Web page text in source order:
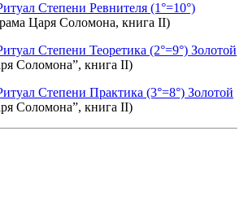
Степени Ревнителя (1°=10°)
Царя Соломона, книга II)
Степени Теоретика (2°=9°) Золотой
Соломона”, книга II)
Степени Практика (3°=8°) Золотой
Соломона”, книга II)